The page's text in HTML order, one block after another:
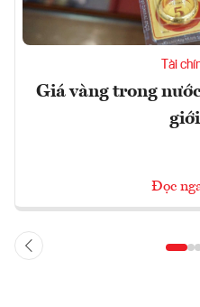
Tài
Giá vàng trong
giới
Đọc